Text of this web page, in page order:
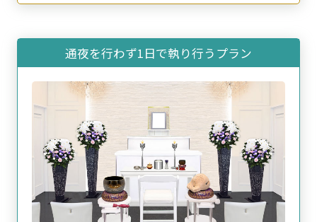
通夜を⾏わず1⽇で執り⾏うプラン